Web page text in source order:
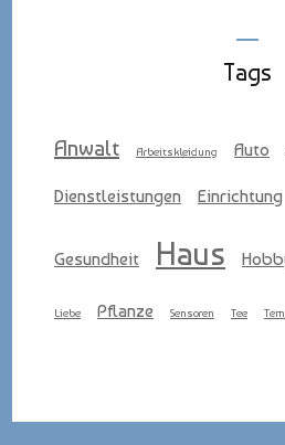
Tags
Anwalt Arbeitskleidung Auto
Dienstleistungen Einrichtung
Gesundheit Haus
Liebe Pflanze Sensoren Tee